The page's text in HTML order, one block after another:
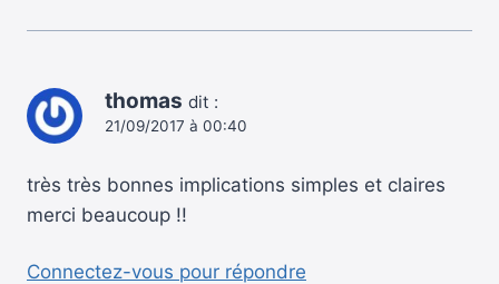
thomas dit :
21/09/2017 à 00:40
très très bonnes implications simples et claires
merci beaucoup !!
Connectez-vous pour répondre